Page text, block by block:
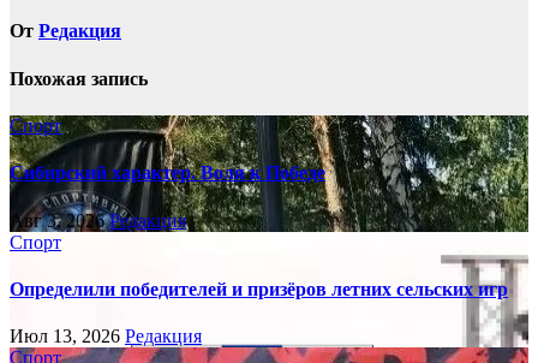
От Редакция
Похожая запись
Спорт
Сибирский характер. Воля к Победе
Авг 3, 2026Редакция
Спорт
Определили победителей и призёров летних сельских игр
Июл 13, 2026 Редакция
Спорт